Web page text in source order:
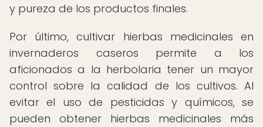
y pureza de los productos finales.
Por último, cultivar hierbas medicinales en
invernaderos caseros permite a los
aficionados a la herbolaria tener un mayor
control sobre la calidad de los cultivos. Al
evitar el uso de pesticidas y químicos, se
pueden obtener hierbas medicinales más